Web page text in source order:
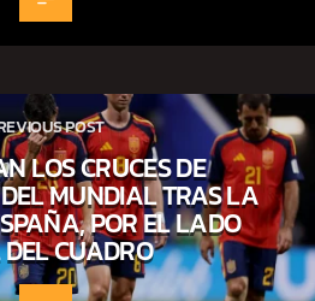
POST
LOS CRUCES DE
MUNDIAL TRAS LA
POR EL LADO
CUADRO